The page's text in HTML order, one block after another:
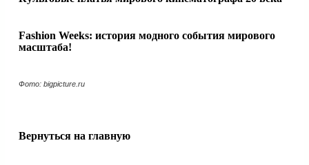
Fashion Weeks: история модного события мирового
масштаба!
Фото: bigpicture.ru
Вернуться на главную